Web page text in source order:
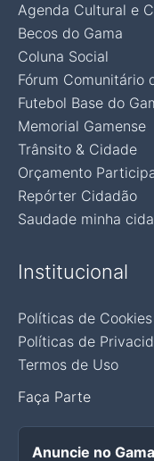
Agenda Cultural e
Becos do Gama
Coluna Social
Fórum Comunitário
Futebol Base do
Memorial Gamense
Trânsito & Cidade
Orçamento
Repórter Cidadão
Saudade minha
Institucional
Políticas de Cookies
Políticas de
Termos de Uso
Faça Parte
Anuncie no